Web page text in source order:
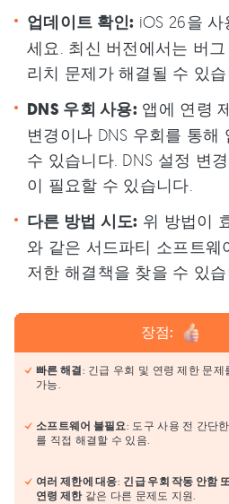
업데이트 확인: iOS 26을
세요. 최신 버전에서는 버
리치 문제가 해결될 수 있습
DNS 우회 사용: 앱에 연령
변경이나 DNS 우회를 통
수 있습니다. DNS 설정 변
이 필요할 수 있습니다.
다른 방법 시도: 위 방법이
와 같은 서드파티 소프트웨
저한 해결책을 찾을 수 있습
장점:
빠른 해결: 긴급 우회 및 연령 제한 문제
가능.
소프트웨어 불필요: 도구 사용 전 간단
를 직접 해결할 수 있음.
여러 제한에 대응: 긴급 우회 작동 안함
연령 제한같은 다른 문제도 지원.